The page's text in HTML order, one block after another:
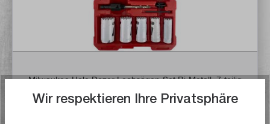
Milwaukee Hole Dozer Lochsägen-Set Bi-Metall, 7-teilig
Wir respektieren Ihre Privatsphäre